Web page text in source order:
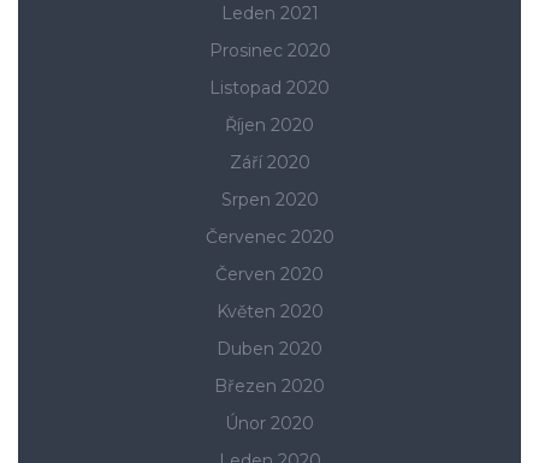
Leden 2021
Prosinec 2020
Listopad 2020
Říjen 2020
Září 2020
Srpen 2020
Červenec 2020
Červen 2020
Květen 2020
Duben 2020
Březen 2020
Únor 2020